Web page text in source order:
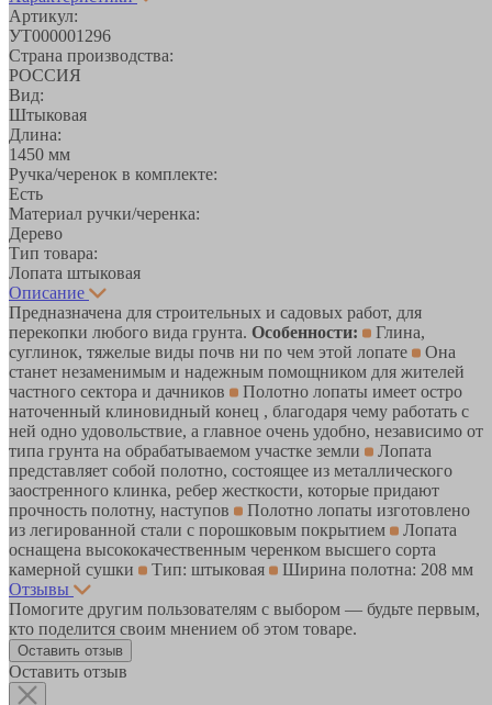
Артикул:
УТ000001296
Страна производства:
РОССИЯ
Вид:
Штыковая
Длина:
1450 мм
Ручка/черенок в комплекте:
Есть
Материал ручки/черенка:
Дерево
Тип товара:
Лопата штыковая
Описание
Предназначена для строительных и садовых работ, для
перекопки любого вида грунта. Особенности:
Глина,
суглинок, тяжелые виды почв ни по чем этой лопате
Она
станет незаменимым и надежным помощником для жителей
частного сектора и дачников
Полотно лопаты имеет остро
наточенный клиновидный конец , благодаря чему работать с
ней одно удовольствие, а главное очень удобно, независимо от
типа грунта на обрабатываемом участке земли
Лопата
представляет собой полотно, состоящее из металлического
заостренного клинка, ребер жесткости, которые придают
прочность полотну, наступов
Полотно лопаты изготовлено
из легированной стали с порошковым покрытием
Лопата
оснащена высококачественным черенком высшего сорта
камерной сушки
Тип: штыковая
Ширина полотна: 208 мм
Отзывы
Помогите другим пользователям с выбором — будьте первым,
кто поделится своим мнением об этом товаре.
Оставить отзыв
Оставить отзыв